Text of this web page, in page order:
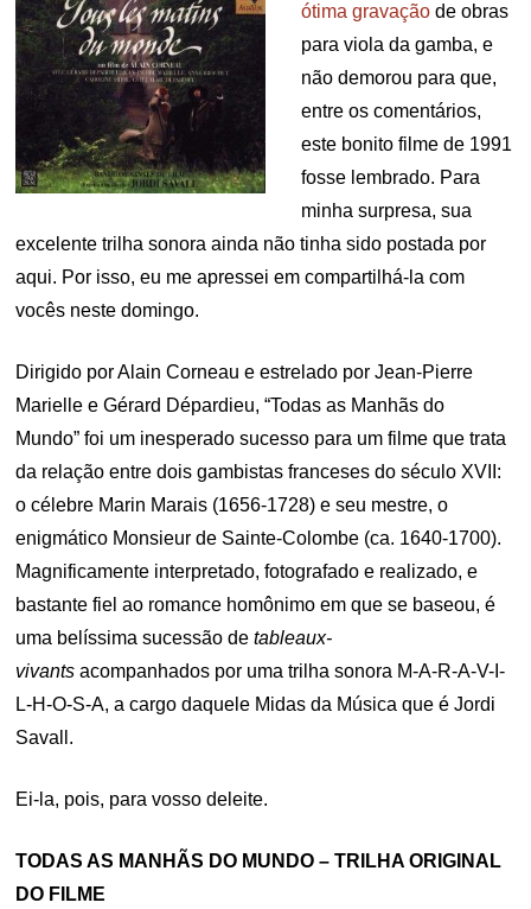
ótima gravação de obras
para viola da gamba, e
não demorou para que,
entre os comentários,
este bonito filme de 1991
fosse lembrado. Para
minha surpresa, sua
excelente trilha sonora ainda não tinha sido postada por
aqui. Por isso, eu me apressei em compartilhá-la com
vocês neste domingo.
Dirigido por Alain Corneau e estrelado por Jean-Pierre
Marielle e Gérard Dépardieu, “Todas as Manhãs do
Mundo” foi um inesperado sucesso para um filme que trata
da relação entre dois gambistas franceses do século XVII:
o célebre Marin Marais (1656-1728) e seu mestre, o
enigmático Monsieur de Sainte-Colombe (ca. 1640-1700).
Magnificamente interpretado, fotografado e realizado, e
bastante fiel ao romance homônimo em que se baseou, é
uma belíssima sucessão detableaux-
vivantsacompanhados por uma trilha sonora M-A-R-A-V-I-
L-H-O-S-A, a cargo daquele Midas da Música que é Jordi
Savall.
Ei-la, pois, para vosso deleite.
TODAS AS MANHÃS DO MUNDO – TRILHA ORIGINAL
DO FILME